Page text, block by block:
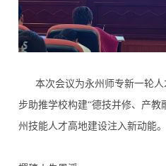
本次会议为永州师专新一轮人
步助推学校构建“德技并修、产教
州技能人才高地建设注入新动能。